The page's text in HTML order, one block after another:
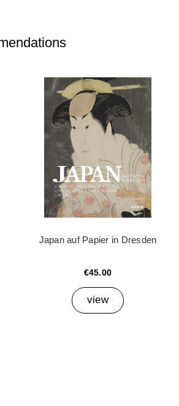
Japan auf Papier in Dresden
€45.00
view